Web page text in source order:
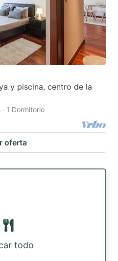
y piscina, centro de la
1 Dormitorio
oferta
todo